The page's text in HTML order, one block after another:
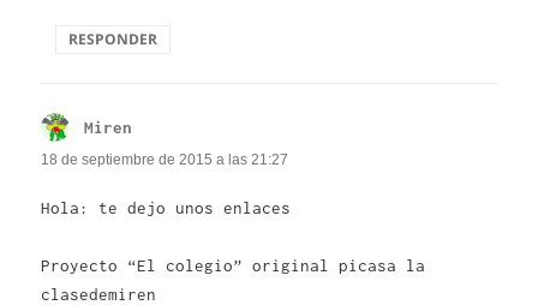
RESPONDER
Miren
18 de septiembre de 2015 a las 21:27
Hola: te dejo unos enlaces
Proyecto “El colegio” original picasa la
clasedemiren